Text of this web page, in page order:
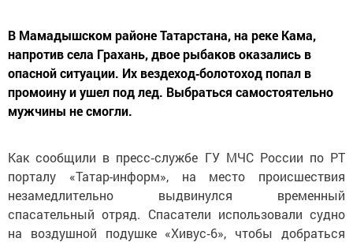
В Мамадышском районе Татарстана, на реке Кама,
напротив села Грахань, двое рыбаков оказались в
опасной ситуации. Их вездеход‑болотоход попал в
промоину и ушел под лед. Выбраться самостоятельно
мужчины не смогли.
Как сообщили в пресс‑службе ГУ МЧС России по РТ
порталу «Татар-информ», на место происшествия
незамедлительно выдвинулся временный
спасательный отряд. Спасатели использовали судно
на воздушной подушке «Хивус‑6», чтобы добраться